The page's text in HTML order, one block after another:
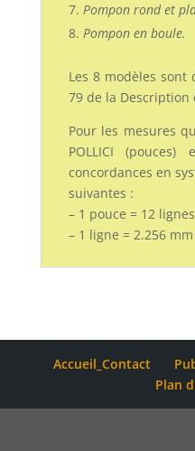
Pompon rond et
Pompon en boule.
Les 8 modèles sont
79 de la Description
Pour les mesures
POLLICI
concordances en
suivantes :
– 1 pouce = 12
– 1 ligne = 2.256
Accueil_Contact
Plan